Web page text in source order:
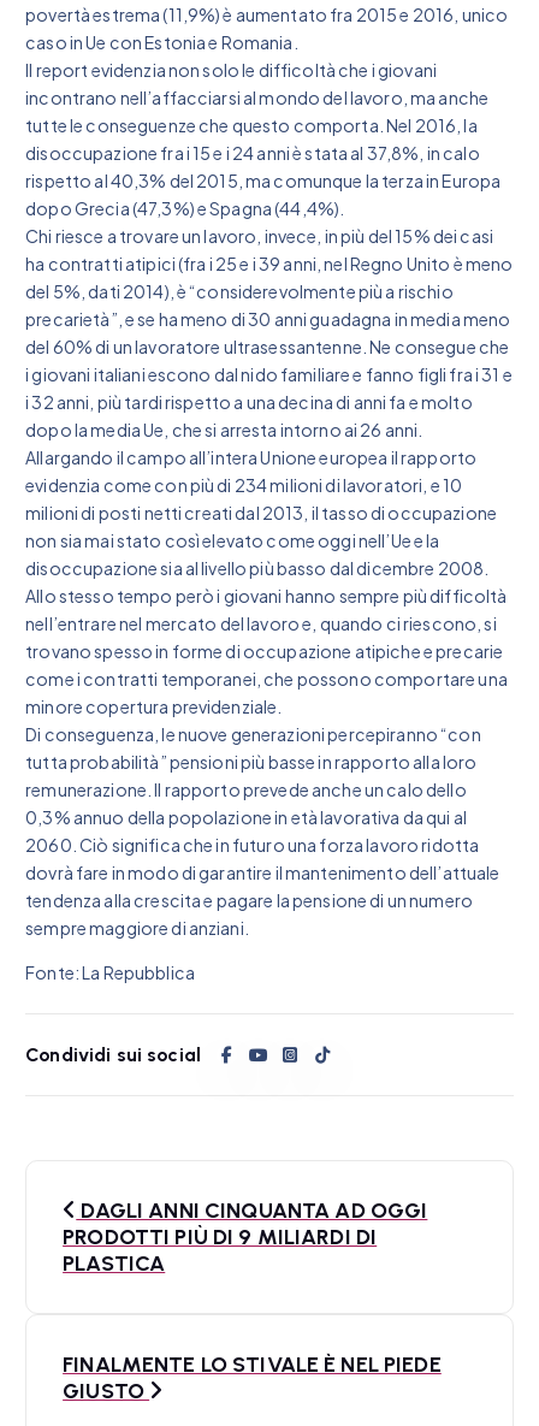
povertà estrema (11,9%) è aumentato fra 2015 e 2016, unico
caso in Ue con Estonia e Romania.
Il report evidenzia non solo le difficoltà che i giovani
incontrano nell’affacciarsi al mondo del lavoro, ma anche
tutte le conseguenze che questo comporta. Nel 2016, la
disoccupazione fra i 15 e i 24 anni è stata al 37,8%, in calo
rispetto al 40,3% del 2015, ma comunque la terza in Europa
dopo Grecia (47,3%) e Spagna (44,4%).
Chi riesce a trovare un lavoro, invece, in più del 15% dei casi
ha contratti atipici (fra i 25 e i 39 anni, nel Regno Unito è meno
del 5%, dati 2014), è “considerevolmente più a rischio
precarietà”, e se ha meno di 30 anni guadagna in media meno
del 60% di un lavoratore ultrasessantenne. Ne consegue che
i giovani italiani escono dal nido familiare e fanno figli fra i 31 e
i 32 anni, più tardi rispetto a una decina di anni fa e molto
dopo la media Ue, che si arresta intorno ai 26 anni.
Allargando il campo all’intera Unione europea il rapporto
evidenzia come con più di 234 milioni di lavoratori, e 10
milioni di posti netti creati dal 2013, il tasso di occupazione
non sia mai stato così elevato come oggi nell’Ue e la
disoccupazione sia al livello più basso dal dicembre 2008.
Allo stesso tempo però i giovani hanno sempre più difficoltà
nell’entrare nel mercato del lavoro e, quando ci riescono, si
trovano spesso in forme di occupazione atipiche e precarie
come i contratti temporanei, che possono comportare una
minore copertura previdenziale.
Di conseguenza, le nuove generazioni percepiranno “con
tutta probabilità” pensioni più basse in rapporto alla loro
remunerazione. Il rapporto prevede anche un calo dello
0,3% annuo della popolazione in età lavorativa da qui al
2060. Ciò significa che in futuro una forza lavoro ridotta
dovrà fare in modo di garantire il mantenimento dell’attuale
tendenza alla crescita e pagare la pensione di un numero
sempre maggiore di anziani.
Fonte: La Repubblica
Condividi sui social
DAGLI ANNI CINQUANTA AD OGGI
PRODOTTI PIÙ DI 9 MILIARDI DI
PLASTICA
FINALMENTE LO STIVALE È NEL PIEDE
GIUSTO